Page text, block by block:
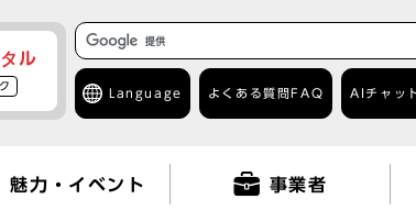
ル
Language よくある質問 FAQ AIチャッ
魅力・イベント 事業者